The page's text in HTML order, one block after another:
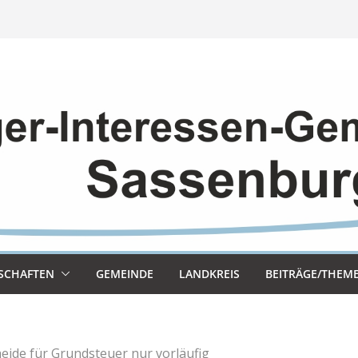
GEMEINDE LAND­KREIS BEITRÄGE/
für Grundsteuer nur vorläufig